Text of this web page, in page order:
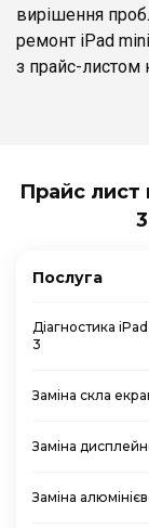
вирішення
ремонт iPad
з прайс-листом
Прайс лист
Послуга
Діагностика
3
Заміна скла
Заміна
Заміна